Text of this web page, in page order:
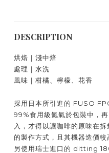
DESCRIPTION
烘焙｜淺中焙
處理｜水洗
風味｜ 柑橘、檸檬、花香
採用日本所引進的 FUSO
99%食用級氮氣於包裝中，
入，才得以讓咖啡的原味在
的製作方式，且其機器造價較
另使用瑞士進口的 ditting